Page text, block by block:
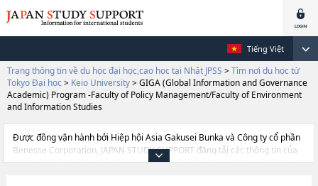
Tiếng Việt
Trang thông tin về du học đại học,cao học tại Nhật JPSS > Tìm nơi du học từ
Tokyo Đại học > Keio University> GIGA (Global Information and Governance
Academic) Program -Faculty of Policy Management/Faculty of Environment
and Information Studies
Được đồng vận hành bởi Hiệp hội Asia Gakusei Bunka và Công ty cổ phần
Benesse Corporation, JAPAN STUDY SUPPORT đăng tải các thông tin của
khoảng 1.300 trường đại học, cao học, trường đại học ngắn hạn, trường